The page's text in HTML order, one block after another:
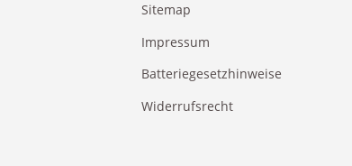
Sitemap
Impressum
Batteriegesetzhinweise
Widerrufsrecht